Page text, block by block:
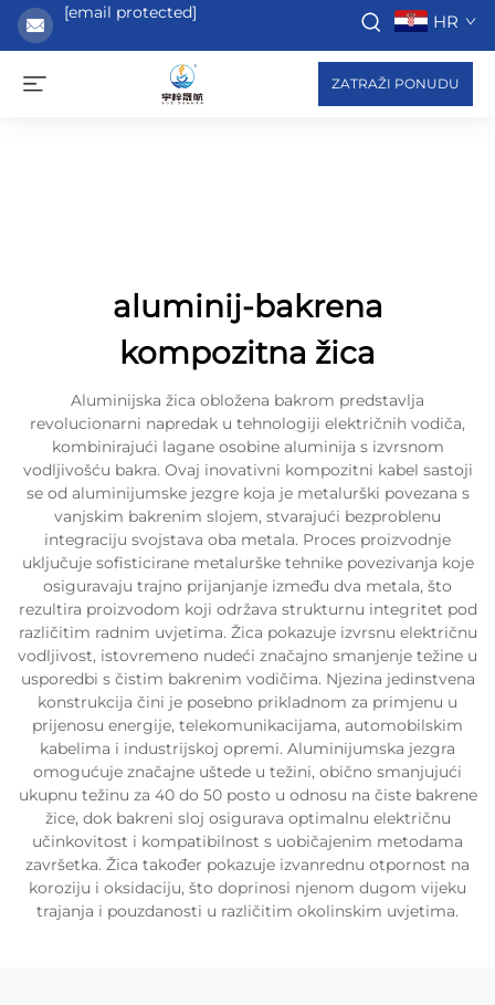
[email protected] HR
ZATRAŽI PONUDU
aluminij-bakrena
kompozitna žica
Aluminijska žica obložena bakrom predstavlja
revolucionarni napredak u tehnologiji električnih vodiča,
kombinirajući lagane osobine aluminija s izvrsnom
vodljivošću bakra. Ovaj inovativni kompozitni kabel sastoji
se od aluminijumske jezgre koja je metalurški povezana s
vanjskim bakrenim slojem, stvarajući bezproblenu
integraciju svojstava oba metala. Proces proizvodnje
uključuje sofisticirane metalurške tehnike povezivanja koje
osiguravaju trajno prijanjanje između dva metala, što
rezultira proizvodom koji održava strukturnu integritet pod
različitim radnim uvjetima. Žica pokazuje izvrsnu električnu
vodljivost, istovremeno nudeći značajno smanjenje težine u
usporedbi s čistim bakrenim vodičima. Njezina jedinstvena
konstrukcija čini je posebno prikladnom za primjenu u
prijenosu energije, telekomunikacijama, automobilskim
kabelima i industrijskoj opremi. Aluminijumska jezgra
omogućuje značajne uštede u težini, obično smanjujući
ukupnu težinu za 40 do 50 posto u odnosu na čiste bakrene
žice, dok bakreni sloj osigurava optimalnu električnu
učinkovitost i kompatibilnost s uobičajenim metodama
završetka. Žica također pokazuje izvanrednu otpornost na
koroziju i oksidaciju, što doprinosi njenom dugom vijeku
trajanja i pouzdanosti u različitim okolinskim uvjetima.